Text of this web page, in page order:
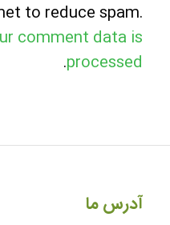
to reduce spam.
comment data is
processed
.
آدرس ما